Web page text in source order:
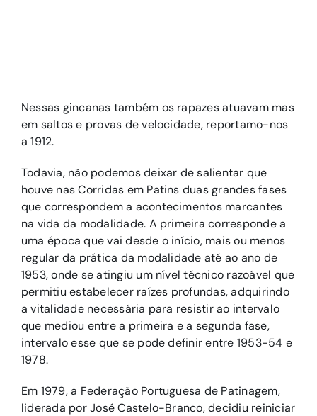
Nessas gincanas também os rapazes atuavam mas
em saltos e provas de velocidade, reportamo-nos
a 1912.
Todavia, não podemos deixar de salientar que
houve nas Corridas em Patins duas grandes fases
que correspondem a acontecimentos marcantes
na vida da modalidade. A primeira corresponde a
uma época que vai desde o início, mais ou menos
regular da prática da modalidade até ao ano de
1953, onde se atingiu um nível técnico razoável que
permitiu estabelecer raízes profundas, adquirindo
a vitalidade necessária para resistir ao intervalo
que mediou entre a primeira e a segunda fase,
intervalo esse que se pode definir entre 1953-54 e
1978.
Em 1979, a Federação Portuguesa de Patinagem,
liderada por José Castelo-Branco, decidiu reiniciar